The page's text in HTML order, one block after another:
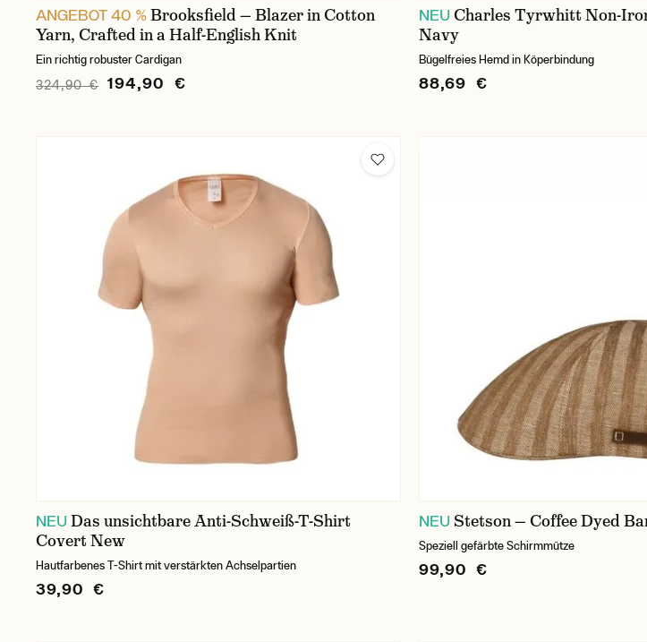
ANGEBOT 40 %Brooksfield — Blazer in Cotton
Yarn, Crafted in a Half-English Knit
Ein richtig robuster Cardigan
324,90 € 194,90 €
NEUCharles Tyrwhitt Non-
Navy
Bügelfreies Hemd in Köperbindung
88,69 €
NEUDas unsichtbare Anti-Schweiß-T-Shirt
Covert New
Hautfarbenes T-Shirt mit verstärkten Achselpartien
39,90 €
NEU Stetson — Coffee Dyed
Speziell gefärbte Schirmmütze
99,90 €